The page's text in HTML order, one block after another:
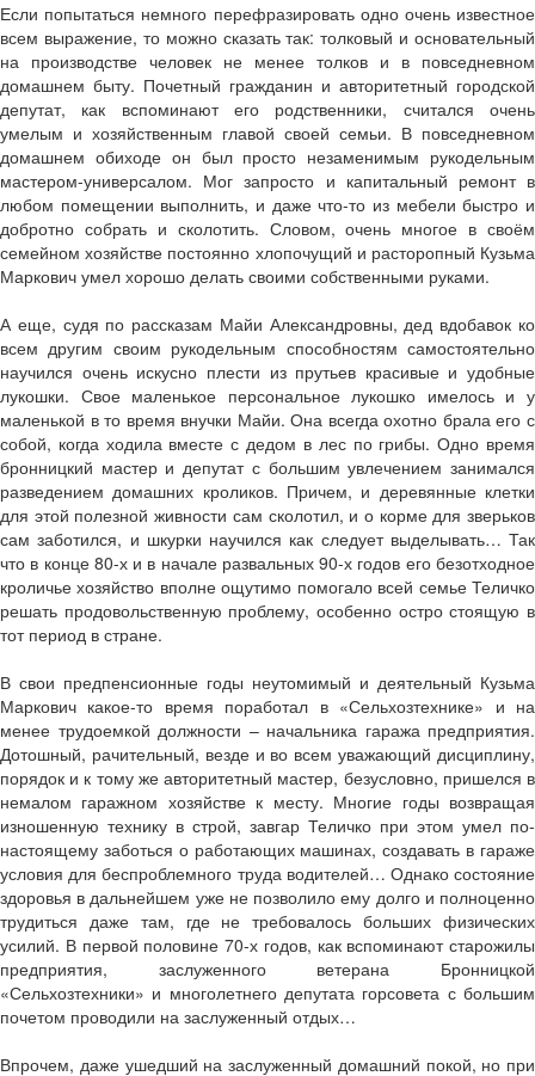
Если попытаться немного перефразировать одно очень известное
всем выражение, то можно сказать так: толковый и основательный
на производстве человек не менее толков и в повседневном
домашнем быту. Почетный гражданин и авторитетный городской
депутат, как вспоминают его родственники, считался очень
умелым и хозяйственным главой своей семьи. В повседневном
домашнем обиходе он был просто незаменимым рукодельным
мастером-универсалом. Мог запросто и капитальный ремонт в
любом помещении выполнить, и даже что-то из мебели быстро и
добротно собрать и сколотить. Словом, очень многое в своём
семейном хозяйстве постоянно хлопочущий и расторопный Кузьма
Маркович умел хорошо делать своими собственными руками.
А еще, судя по рассказам Майи Александровны, дед вдобавок ко
всем другим своим рукодельным способностям самостоятельно
научился очень искусно плести из прутьев красивые и удобные
лукошки. Свое маленькое персональное лукошко имелось и у
маленькой в то время внучки Майи. Она всегда охотно брала его с
собой, когда ходила вместе с дедом в лес по грибы. Одно время
бронницкий мастер и депутат с большим увлечением занимался
разведением домашних кроликов. Причем, и деревянные клетки
для этой полезной живности сам сколотил, и о корме для зверьков
сам заботился, и шкурки научился как следует выделывать… Так
что в конце 80-х и в начале развальных 90-х годов его безотходное
кроличье хозяйство вполне ощутимо помогало всей семье Теличко
решать продовольственную проблему, особенно остро стоящую в
тот период в стране.
В свои предпенсионные годы неутомимый и деятельный Кузьма
Маркович какое-то время поработал в «Сельхозтехнике» и на
менее трудоемкой должности – начальника гаража предприятия.
Дотошный, рачительный, везде и во всем уважающий дисциплину,
порядок и к тому же авторитетный мастер, безусловно, пришелся в
немалом гаражном хозяйстве к месту. Многие годы возвращая
изношенную технику в строй, завгар Теличко при этом умел по-
настоящему заботься о работающих машинах, создавать в гараже
условия для беспроблемного труда водителей… Однако состояние
здоровья в дальнейшем уже не позволило ему долго и полноценно
трудиться даже там, где не требовалось больших физических
усилий. В первой половине 70-х годов, как вспоминают старожилы
предприятия, заслуженного ветерана Бронницкой
«Сельхозтехники» и многолетнего депутата горсовета с большим
почетом проводили на заслуженный отдых…
Впрочем, даже ушедший на заслуженный домашний покой, но при